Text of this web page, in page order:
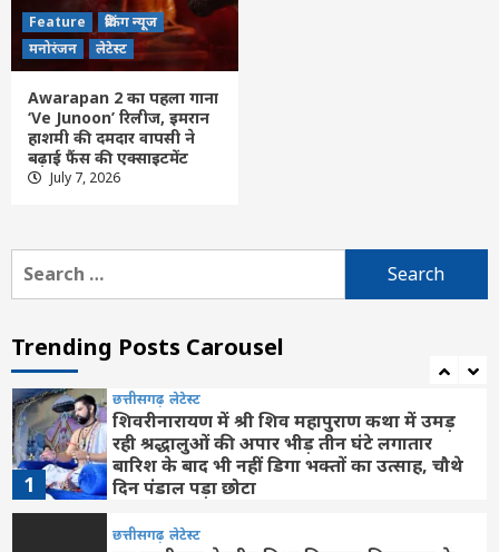
Feature
ब्रेकिंग न्यूज
मनोरंजन
लेटेस्ट
Awarapan 2 का पहला गाना
‘Ve Junoon’ रिलीज, इमरान
हाशमी की दमदार वापसी ने
बढ़ाई फैंस की एक्साइटमेंट
July 7, 2026
Search
for:
Trending Posts Carousel
5
Feature today News
रायपुर लेटेस्ट
राष्ट्रीय हाथकरघा दिवस पर चांपा में प्रदर्शनी, फैशन
शो और प्रतिभाओं का सम्मान
Feature
7
Weather Update : छत्तीसगढ़ में अगले 2 दिनों
जारी
1
छत्तीसगढ़ लेटेस्ट
शिवरीनारायण में श्री शिव महापुराण कथा में उमड़
रही श्रद्धालुओं की अपार भीड़ तीन घंटे लगातार
बारिश के बाद भी नहीं डिगा भक्तों का उत्साह, चौथे
दिन पंडाल पड़ा छोटा
छत्तीसगढ़ लेटेस्ट